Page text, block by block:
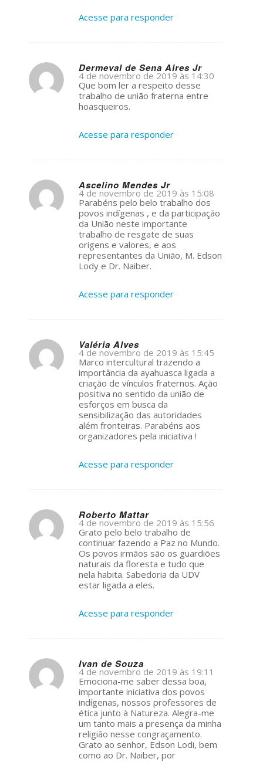
Acesse para responder
Dermeval de Sena Aires Jr
s
ays:
4 de novembro de 2019 às 14:30
Que bom ler a respeito desse
trabalho de união fraterna entre
hoasqueiros.
Acesse para responder
Ascelino Mendes Jr
s
ays:
4 de novembro de 2019 às 15:08
Parabéns pelo belo trabalho dos
povos indígenas , e da participação
da União neste importante
trabalho de resgate de suas
origens e valores, e aos
representantes da União, M. Edson
Lody e Dr. Naiber.
Acesse para responder
Valéria Alves
s
ays:
4 de novembro de 2019 às 15:45
Marco intercultural trazendo a
importância da ayahuasca ligada a
criação de vínculos fraternos. Ação
positiva no sentido da união de
esforços em busca da
sensibilização das autoridades
além fronteiras. Parabéns aos
organizadores pela iniciativa !
Acesse para responder
Roberto Mattar
s
ays:
4 de novembro de 2019 às 15:56
Grato pelo belo trabalho de
continuar fazendo a Paz no Mundo.
Os povos irmãos são os guardiões
naturais da floresta e tudo que
nela habita. Sabedoria da UDV
estar ligada a eles.
Acesse para responder
Ivan de Souza
s
ays:
4 de novembro de 2019 às 19:11
Emociona-me saber dessa boa,
importante iniciativa dos povos
indígenas, nossos professores de
ética junto à Natureza. Alegra-me
um tanto mais a presença da minha
religião nesse congraçamento.
Grato ao senhor, Edson Lodi, bem
como ao Dr. Naiber, por